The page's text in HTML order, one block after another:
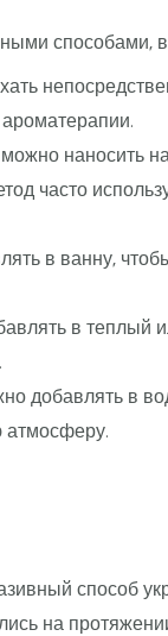
способами,
наносить на
часто
в ванну,
в теплый
в
атмосферу.
способ
на